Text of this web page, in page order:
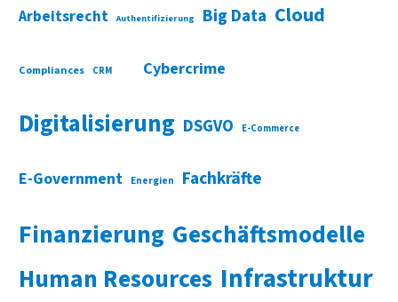
Arbeitsrecht Authentifizierung Big Data Cloud
Compliances CRM Cybercrime
Digitalisierung DSGVO E-Commerce
E-Government Energien Fachkräfte
Finanzierung Geschäftsmodelle
Human Resources Infrastruktur